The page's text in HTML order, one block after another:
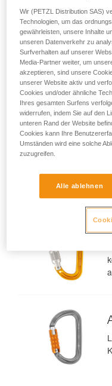
Sie ihn
Wir geben
verbundenen
noch andere
beschrieben
Wir (PETZL Distribution SAS)
Technologien, um das
gewährleisten, unsere Inhalte
unseren Datenverkehr zu
Surfverhalten auf unserer
Media-Partner weiter, um
akzeptieren, sind unsere
unserer Website aktiv und
Cookies und/oder ähnliche
Ihres gesamten Surfens
widerrufen, indem Sie auf den
unteren Rand der Website
Cookies kann Ihre
Umständen wird eine solche
zuzugreifen.
Alle ablehnen